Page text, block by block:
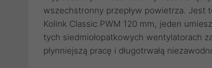
wszechstronny przepływ powietrza. Jest
Kolink Classic PWM 120 mm, jeden
tych siedmiołopatkowych wentylatorach
płynniejszą pracę i długotrwałą